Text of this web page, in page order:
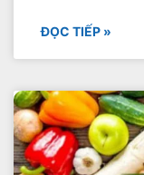
ĐỌC TIẾP »